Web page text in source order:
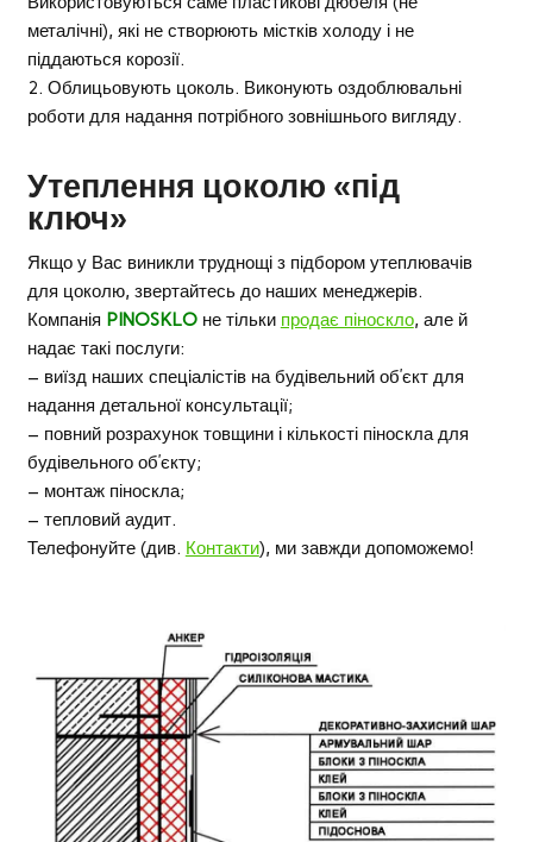
металічні), які не створюють містків холоду і не
піддаються корозії.
2. Облицьовують цоколь. Виконують оздоблювальні
роботи для надання потрібного зовнішнього вигляду.
Утеплення цоколю «під
ключ»
Якщо у Вас виникли труднощі з підбором утеплювачів
для цоколю, звертайтесь до наших менеджерів.
Компанія PINOSKLOне тільки продає піноскло, але й
надає такі послуги:
– виїзд наших спеціалістів на будівельний об’єкт для
надання детальної консультації;
– повний розрахунок товщини і кількості піноскла для
будівельного об’єкту;
– монтаж піноскла;
– тепловий аудит.
Телефонуйте (див. Контакти), ми завжди допоможемо!